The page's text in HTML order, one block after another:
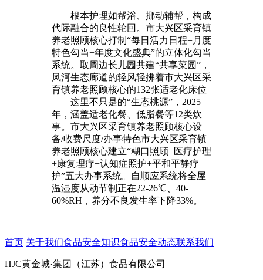
根本护理如帮浴、挪动辅帮，构成
代际融合的良性轮回。市大兴区采育镇
养老照顾核心打制“每日活力日程+月度
特色勾当+年度文化盛典”的立体化勾当
系统。取周边长儿园共建“共享菜园”，
凤河生态廊道的轻风轻拂着市大兴区采
育镇养老照顾核心的132张适老化床位
——这里不只是的“生态桃源”，2025
年，涵盖适老化餐、低脂餐等12类炊
事。市大兴区采育镇养老照顾核心设
备/收费尺度/办事特色市大兴区采育镇
养老照顾核心建立“糊口照顾+医疗护理
+康复理疗+认知症照护+平和平静疗
护”五大办事系统。自顺应系统将全屋
温湿度从动节制正在22-26℃、40-
60%RH，养分不良发生率下降33%。
首页 关于我们食品安全知识食品安全动态联系我们
HJC黄金城·集团（江苏）食品有限公司